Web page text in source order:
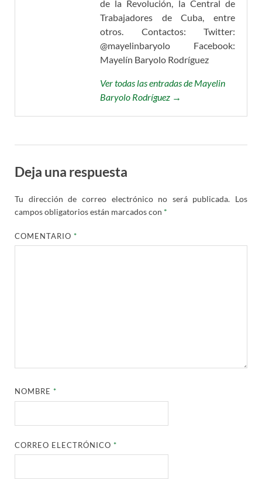
de la Revolución, la Central de
Trabajadores de Cuba, entre
otros. Contactos: Twitter:
@mayelinbaryolo Facebook:
Mayelín Baryolo Rodríguez
Ver todas las entradas de Mayelin
Baryolo Rodríguez →
Deja una respuesta
Tu dirección de correo electrónico no será publicada. Los
campos obligatorios están marcados con *
COMENTARIO*
NOMBRE*
CORREO ELECTRÓNICO*